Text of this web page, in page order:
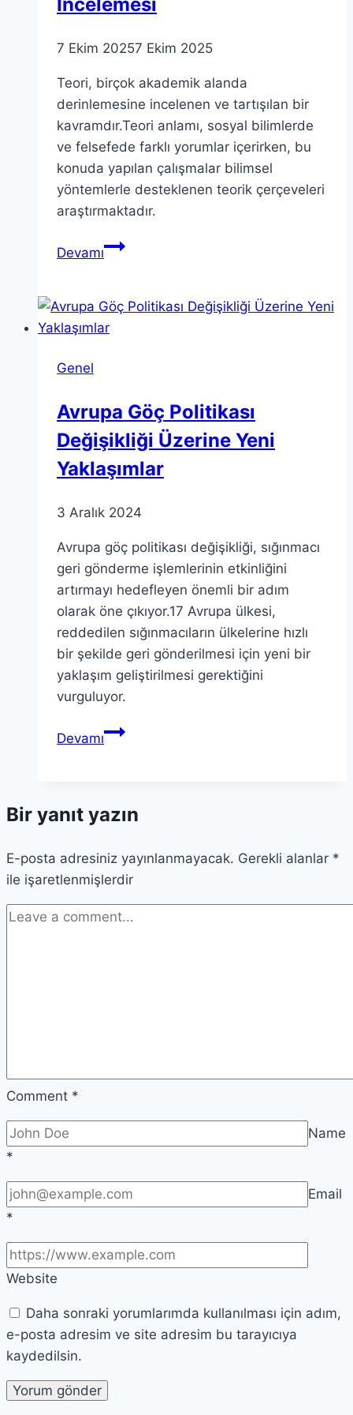
7 Ekim 20257 Ekim 2025
Teori, birçok akademik alanda
derinlemesine incelenen ve tartışılan bir
kavramdır.Teori anlamı, sosyal bilimlerde
ve felsefede farklı yorumlar içerirken, bu
konuda yapılan çalışmalar bilimsel
yöntemlerle desteklenen teorik çerçeveleri
araştırmaktadır.
DevamıTeori
Anlamının
Derinlemesine
Genel
Avrupa Göç Politikası
Değişikliği Üzerine Yeni
Yaklaşımlar
3 Aralık 2024
Avrupa göç politikası değişikliği, sığınmacı
geri gönderme işlemlerinin etkinliğini
artırmayı hedefleyen önemli bir adım
olarak öne çıkıyor.17 Avrupa ülkesi,
reddedilen sığınmacıların ülkelerine hızlı
bir şekilde geri gönderilmesi için yeni bir
yaklaşım geliştirilmesi gerektiğini
vurguluyor.
DevamıAvrupa
Üzerine
Yaklaşımlar
Bir yanıt yazın
E-posta adresiniz yayınlanmayacak. Gerekli alanlar *
ile işaretlenmişlerdir
Comment *
Name
*
Email
*
Website
Daha sonraki yorumlarımda kullanılması için adım,
e-posta adresim ve site adresim bu tarayıcıya
kaydedilsin.